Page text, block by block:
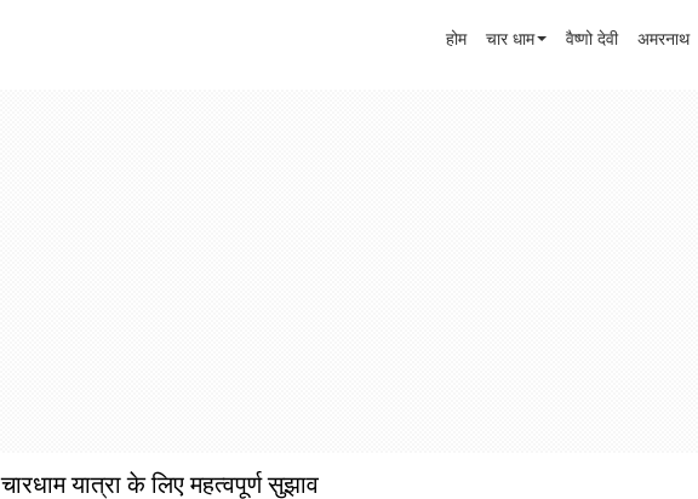
होम चार धाम वैष्णो देवी अमरनाथ
चारधाम यात्रा के लिए महत्वपूर्ण सुझाव